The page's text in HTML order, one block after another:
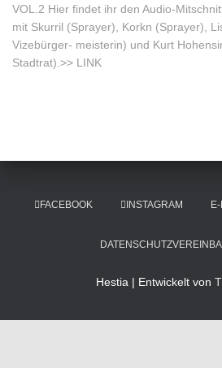
VOL.2 Hier findet ihr den Audio-
mit Skurril (Sprayer), Korkn (Sprayer),
Vizebürger- meisterin) und Kurt
Stadtrat).>> LINK
FACEBOOK INSTAGRAM
Hestia | Entwickelt von